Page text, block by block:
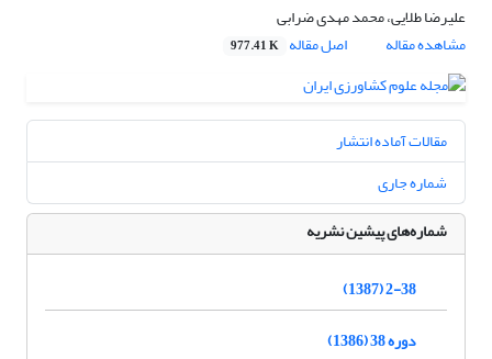
علیرضا طلایی، محمد مهدی ضرابی
مشاهده مقاله
اصل مقاله 977.41 K
مقالات آماده انتشار
شماره جاری
شماره‌های پیشین نشریه
2-38 (1387)
دوره 38 (1386)